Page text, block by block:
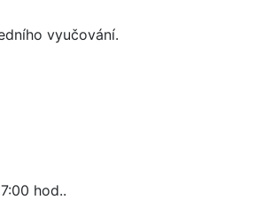
vyučování.
hod..